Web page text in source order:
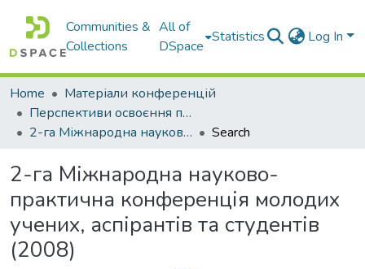
Communities &
Collections
All of
DSpace
Statistics Log In
Home
Матеріали конференцій
Перспективи освоєння підземного простору
2-га Міжнародна науково-практична конференція молодих учених, аспірантів та студентів (2008)
Search
2-га Міжнародна науково-
практична конференція молодих
учених, аспірантів та студентів
(2008)